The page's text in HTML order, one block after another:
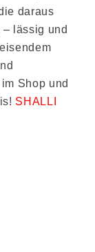
daraus
lässig und
Shop und
SHALLI